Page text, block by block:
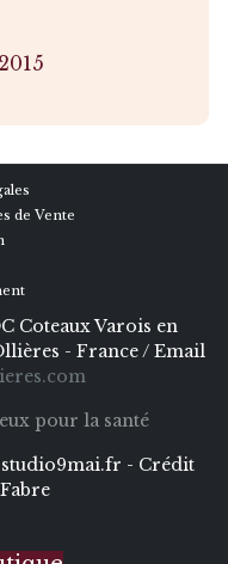
de Vente
Coteaux Varois en
- France / Email
pour la santé
- Crédit